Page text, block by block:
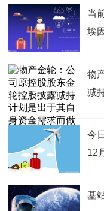
当
埃
物
减
今
12
基